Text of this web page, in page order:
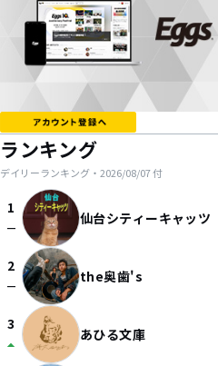
ランキング
デイリーランキング・ 2026/08/07付
1
check_indeterminate_small 仙台シティーキャッツ
2
check_indeterminate_small the奥歯's
3
arrow_drop_up あひる文庫